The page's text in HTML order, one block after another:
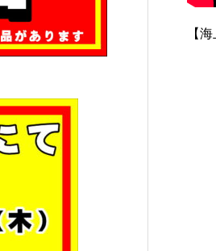
【